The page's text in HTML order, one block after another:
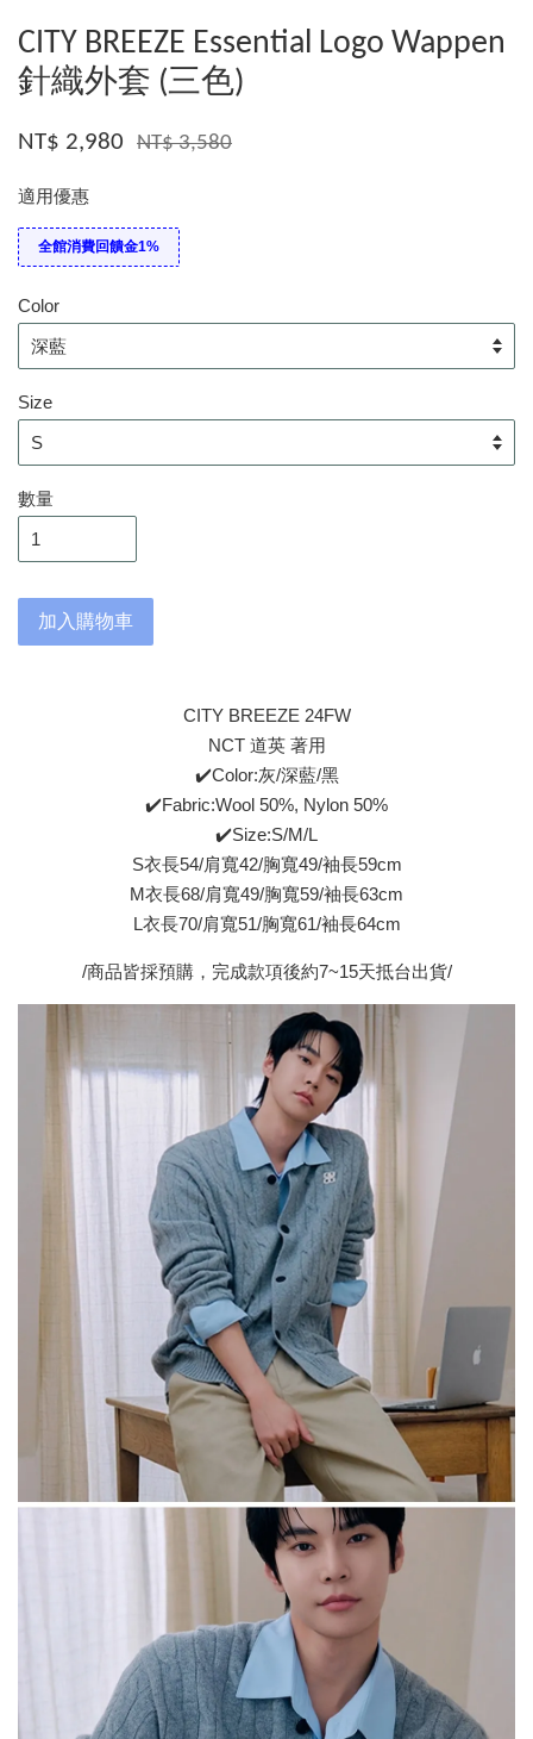
CITY BREEZE Essential Logo Wappen
針織外套 (三色)
NT$ 2,980 NT$ 3,580
適用優惠
全館消費回饋金1%
Color
Size
數量
加入購物車
CITY BREEZE 24FW
NCT 道英 著用
✔️Color:灰/深藍/黑
✔️Fabric:Wool 50%, Nylon 50%
✔️Size:S/M/L
S衣長54/肩寬42/胸寬49/袖長59cm
M衣長68/肩寬49/胸寬59/袖長63cm
L衣長70/肩寬51/胸寬61/袖長64cm
/商品皆採預購，完成款項後約7~15天抵台出貨/